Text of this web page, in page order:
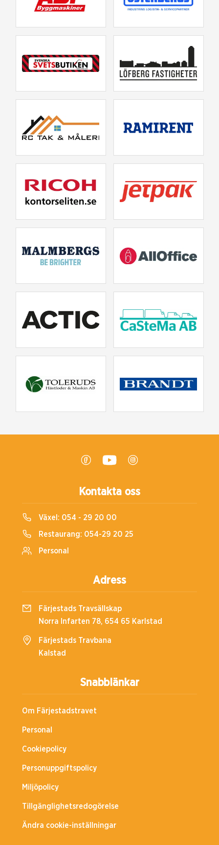
Snabblänkar
Om Färjestadstravet
Personal
Cookiepolicy
Personuppgiftspolicy
Miljöpolicy
Tillgänglighetsredogörelse
Ändra cookie-inställningar
Kontakta oss
Växel: 054 - 29 20 00
Restaurang: 054-29 20 25
Personal
Adress
Färjestads Travsällskap
Norra Infarten 78, 654 65 Karlstad
Färjestads Travbana
Kalstad